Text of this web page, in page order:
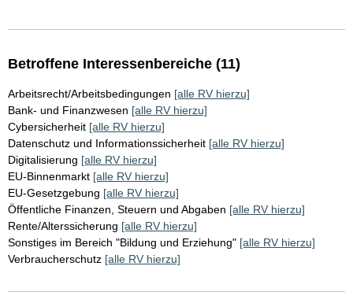
Betroffene Interessenbereiche (11)
Arbeitsrecht/Arbeitsbedingungen [alle RV hierzu]
Bank- und Finanzwesen [alle RV hierzu]
Cybersicherheit [alle RV hierzu]
Datenschutz und Informationssicherheit [alle RV hierzu]
Digitalisierung [alle RV hierzu]
EU-Binnenmarkt [alle RV hierzu]
EU-Gesetzgebung [alle RV hierzu]
Öffentliche Finanzen, Steuern und Abgaben [alle RV hierzu]
Rente/Alterssicherung [alle RV hierzu]
Sonstiges im Bereich "Bildung und Erziehung" [alle RV hierzu]
Verbraucherschutz [alle RV hierzu]